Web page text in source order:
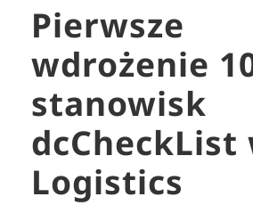
Pierwsze
wdrożenie
stanowisk
dcCheckList
Logistics